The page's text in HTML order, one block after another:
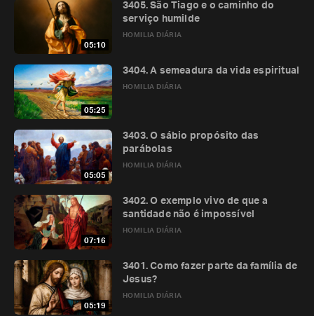
05:10
HOMILIA DIÁRIA
3405. São Tiago e o caminho do
serviço humilde
05:25
HOMILIA DIÁRIA
3404. A semeadura da vida espiritual
05:05
HOMILIA DIÁRIA
3403. O sábio propósito das
parábolas
07:16
HOMILIA DIÁRIA
3402. O exemplo vivo de que a
santidade não é impossível
05:19
HOMILIA DIÁRIA
3401. Como fazer parte da família de
Jesus?